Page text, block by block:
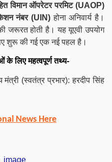
विमान ऑपरेटर परमिट (UAOP)
नंबर (UIN)होना अनिवार्य है।
जरूरत होती है। यह यूएवी उपयोग
शुरू की गई एक नई पहल है।
के लिए महत्वपूर्ण तथ्य-
(स्वतंत्र प्रभार): हरदीप सिंह
News Here